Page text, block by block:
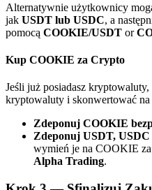
Afiliaci Bitrue
Alternatywnie użytkownicy
jak USDT lub USDC, a
pomocą COOKIE/USDT or
Kup COOKIE za Crypto
Jeśli już posiadasz
kryptowaluty i skonwertować
Zdeponuj COOKIE
Zdeponuj USDT, USDC
wymień je na COOKIE
Alpha Trading.